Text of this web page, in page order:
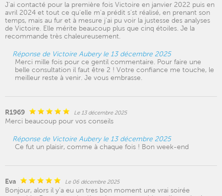
J'ai contacté pour la première fois Victoire en janvier 2022 puis en
avril 2024 et tout ce qu'elle m'a prédit s'st réalisé, en prenant son
temps, mais au fur et à mesure j'ai pu voir la justesse des analyses
de Victoire. Elle mérite beaucoup plus que cinq étoiles. Je la
recommande très chaleureusement.
Réponse de Victoire Aubery le 13 décembre 2025
Merci mille fois pour ce gentil commentaire. Pour faire une
belle consultation il faut être 2 ! Votre confiance me touche, le
meilleur reste à venir. Je vous embrasse.
R1969 Le 13 décembre 2025
Merci beaucoup pour vos conseils
Réponse de Victoire Aubery le 13 décembre 2025
Ce fut un plaisir, comme à chaque fois ! Bon week-end
Eva Le 06 décembre 2025
Bonjour, alors il y’a eu un tres bon moment une vrai soirée